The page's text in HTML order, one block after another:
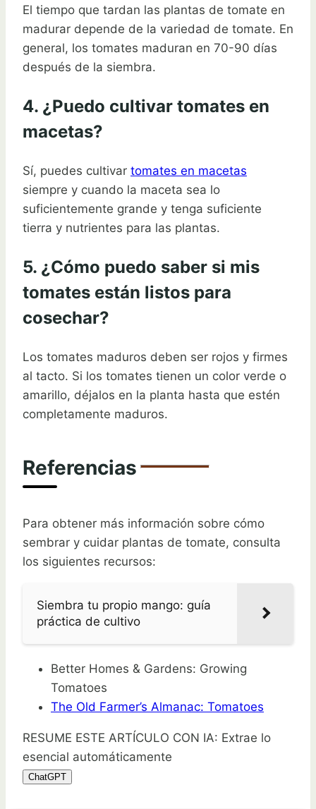
El tiempo que tardan las plantas de tomate en
madurar depende de la variedad de tomate. En
general, los tomates maduran en 70-90 días
después de la siembra.
4. ¿Puedo cultivar tomates en
macetas?
Sí, puedes cultivar tomates en macetas
siempre y cuando la maceta sea lo
suficientemente grande y tenga suficiente
tierra y nutrientes para las plantas.
5. ¿Cómo puedo saber si mis
tomates están listos para
cosechar?
Los tomates maduros deben ser rojos y firmes
al tacto. Si los tomates tienen un color verde o
amarillo, déjalos en la planta hasta que estén
completamente maduros.
Referencias
Para obtener más información sobre cómo
sembrar y cuidar plantas de tomate, consulta
los siguientes recursos:
Siembra tu propio mango: guía
práctica de cultivo
Better Homes & Gardens: Growing
Tomatoes
The Old Farmer’s Almanac: Tomatoes
RESUME ESTE ARTÍCULO CON IA: Extrae lo
esencial automáticamente
ChatGPT